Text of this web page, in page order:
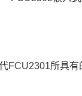
FCU2301所具有